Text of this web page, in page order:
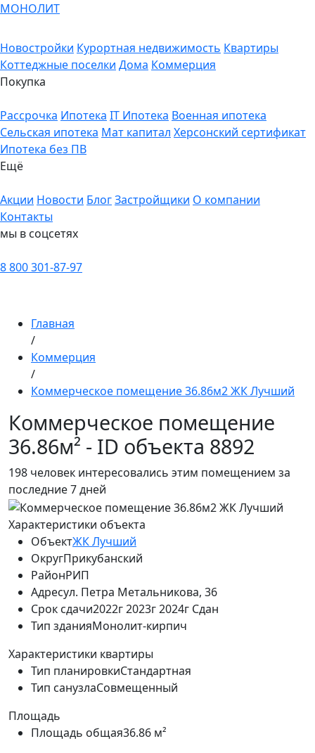
МОНОЛИТ
Новостройки Курортная недвижимость Квартиры
Коттеджные поселки Дома Коммерция
Покупка
Рассрочка Ипотека IT Ипотека Военная ипотека
Сельская ипотека Мат капитал Херсонский сертификат
Ипотека без ПВ
Ещё
Акции Новости БлогЗастройщики О компании
Контакты
мы в соцсетях
8 800 301-87-97
Главная
/
Коммерция
/
Коммерческое помещение 36.86м2 ЖК Лучший
Коммерческое помещение
36.86м² - ID объекта 8892
198 человек интересовались этим помещением за
последние 7 дней
Характеристики объекта
ОбъектЖК Лучший
ОкругПрикубанский
РайонРИП
Адресул. Петра Метальникова, 36
Срок сдачи2022г 2023г 2024г Сдан
Тип зданияМонолит-кирпич
Характеристики квартиры
Тип планировкиСтандартная
Тип санузлаСовмещенный
Площадь
Площадь общая36.86 м²